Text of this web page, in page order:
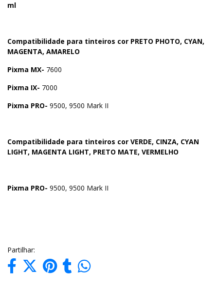
ml
Compatibilidade para tinteiros cor PRETO PHOTO, CYAN,
MAGENTA, AMARELO
Pixma MX- 7600
Pixma IX- 7000
Pixma PRO- 9500, 9500 Mark II
Compatibilidade para tinteiros cor VERDE, CINZA, CYAN
LIGHT, MAGENTA LIGHT, PRETO MATE, VERMELHO
Pixma PRO- 9500, 9500 Mark II
Partilhar: